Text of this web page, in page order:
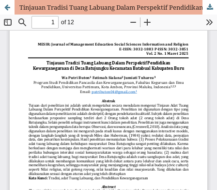
Tinjauan Tradisi Tuang Labuang Dalam Perspektif Pendidikan Kewarganegaraan di Desa Batujungku Kecamatan Batabual Kabupaten Buru